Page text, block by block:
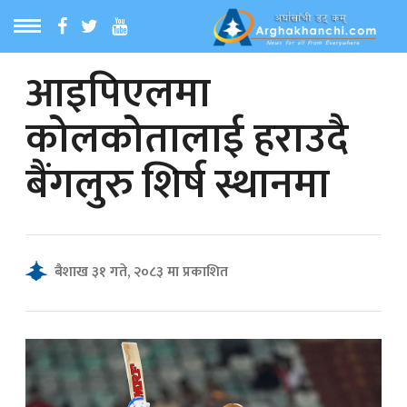
MENU
समाचार
समाचार
आइपिएलमा
कोलकोतालाई हराउदै
बैंगलुरु शिर्ष स्थानमा
बैशाख ३१ गते, २०८३ मा प्रकाशित